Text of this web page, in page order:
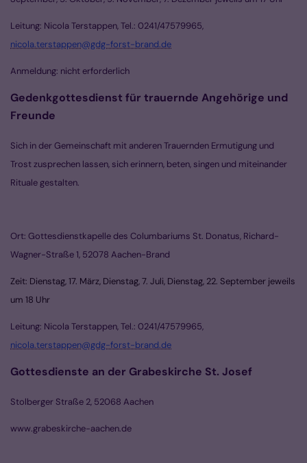
Leitung: Nicola Terstappen, Tel.: 0241/47579965,
nicola.terstappen@gdg-forst-brand.de
Anmeldung: nicht erforderlich
Gedenkgottesdienst für trauernde Angehörige und
Freunde
Sich in der Gemeinschaft mit anderen Trauernden Ermutigung und
Trost zusprechen lassen, sich erinnern, beten, singen und miteinander
Rituale gestalten.
Ort: Gottesdienstkapelle des Columbariums St. Donatus, Richard-
Wagner-Straße 1, 52078 Aachen-Brand
Zeit: Dienstag, 17. März, Dienstag, 7. Juli, Dienstag, 22. September jeweils
um 18 Uhr
Leitung: Nicola Terstappen, Tel.: 0241/47579965,
nicola.terstappen@gdg-forst-brand.de
Gottesdienste an der Grabeskirche St. Josef
Stolberger Straße 2, 52068 Aachen
www.grabeskirche-aachen.de